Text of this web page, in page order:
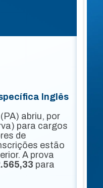
Inglês
abriu, por
para cargos
de
estão
A prova
para